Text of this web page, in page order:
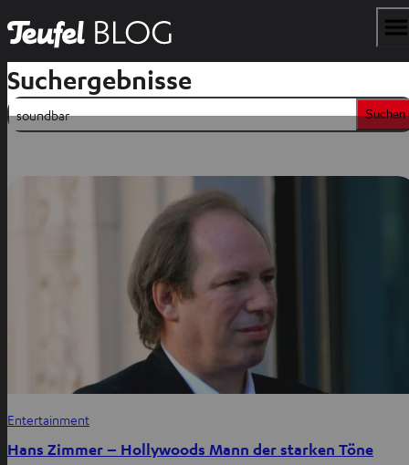
Suchergebnisse
Suchen Suchen
Entertainment
Hans Zimmer – Hollywoods Mann der starken Töne